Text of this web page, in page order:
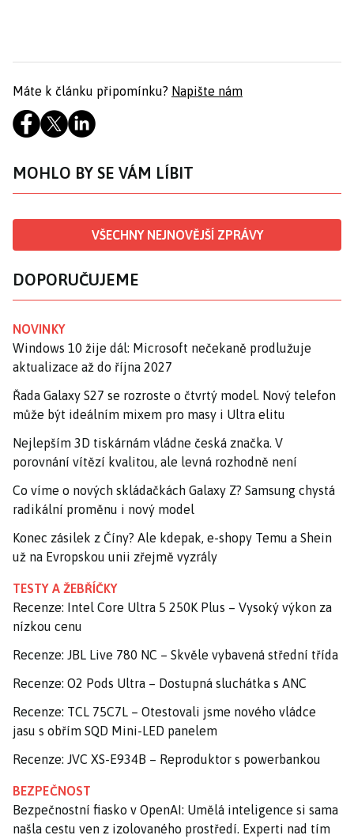
Máte k článku připomínku? Napište nám
MOHLO BY SE VÁM LÍBIT
VŠECHNY NEJNOVĚJŠÍ ZPRÁVY
DOPORUČUJEME
NOVINKY
Windows 10 žije dál: Microsoft nečekaně prodlužuje
aktualizace až do října 2027
Řada Galaxy S27 se rozroste o čtvrtý model. Nový telefon
může být ideálním mixem pro masy i Ultra elitu
Nejlepším 3D tiskárnám vládne česká značka. V
porovnání vítězí kvalitou, ale levná rozhodně není
Co víme o nových skládačkách Galaxy Z? Samsung chystá
radikální proměnu i nový model
Konec zásilek z Číny? Ale kdepak, e-shopy Temu a Shein
už na Evropskou unii zřejmě vyzrály
TESTY A ŽEBŘÍČKY
Recenze: Intel Core Ultra 5 250K Plus – Vysoký výkon za
nízkou cenu
Recenze: JBL Live 780 NC – Skvěle vybavená střední třída
Recenze: O2 Pods Ultra – Dostupná sluchátka s ANC
Recenze: TCL 75C7L – Otestovali jsme nového vládce
jasu s obřím SQD Mini-LED panelem
Recenze: JVC XS-E934B – Reproduktor s powerbankou
BEZPEČNOST
Bezpečnostní fiasko v OpenAI: Umělá inteligence si sama
našla cestu ven z izolovaného prostředí. Experti nad tím